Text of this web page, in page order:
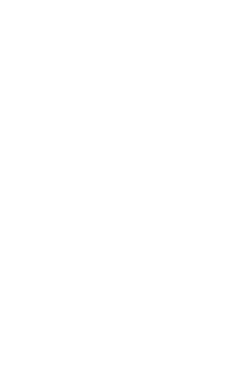
oblíbených hotelů
oblíbených hotelů